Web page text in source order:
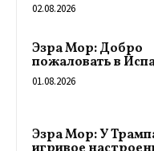
02.08.2026
Эзра Мор: Добро
пожаловать в
01.08.2026
Эзра Мор: У